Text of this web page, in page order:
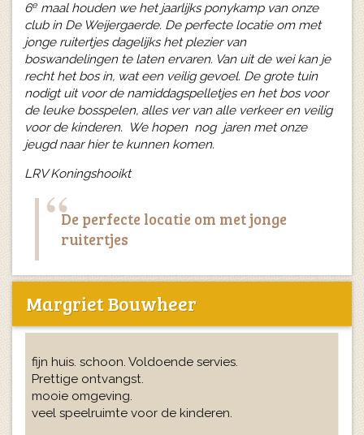
6emaal houden we het jaarlijks ponykamp van onze
club in De Weijergaerde. De perfecte locatie om met
jonge ruitertjes dagelijks het plezier van
boswandelingen te laten ervaren. Van uit de wei kan je
recht het bos in, wat een veilig gevoel. De grote tuin
nodigt uit voor de namiddagspelletjes en het bos voor
de leuke bosspelen, alles ver van alle verkeer en veilig
voor de kinderen. We hopen nog jaren met onze
jeugd naar hier te kunnen komen.
LRV Koningshooikt
De perfecte locatie om met jonge
ruitertjes
Margriet Bouwheer
fijn huis. schoon. Voldoende servies.
Prettige ontvangst.
mooie omgeving.
veel speelruimte voor de kinderen.